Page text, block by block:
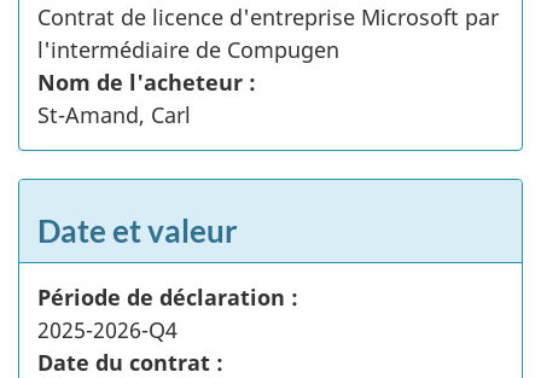
Contrat de licence d'entreprise Microsoft par
l'intermédiaire de Compugen
Nom de l'acheteur :
St-Amand, Carl
Date et valeur
Période de déclaration :
2025-2026-Q4
Date du contrat :